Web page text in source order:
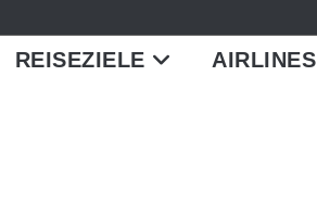
REISEZIELE AIRLINES